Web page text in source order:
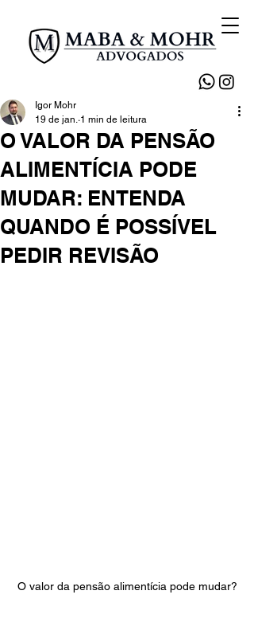
O VALOR DA PENSÃO
ALIMENTÍCIA PODE
MUDAR: ENTENDA
QUANDO É POSSÍVEL
PEDIR REVISÃO
Igor Mohr
19 de jan. 1 min de leitura
O valor da pensão alimentícia pode mudar?